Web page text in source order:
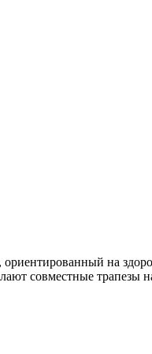
на
совместные